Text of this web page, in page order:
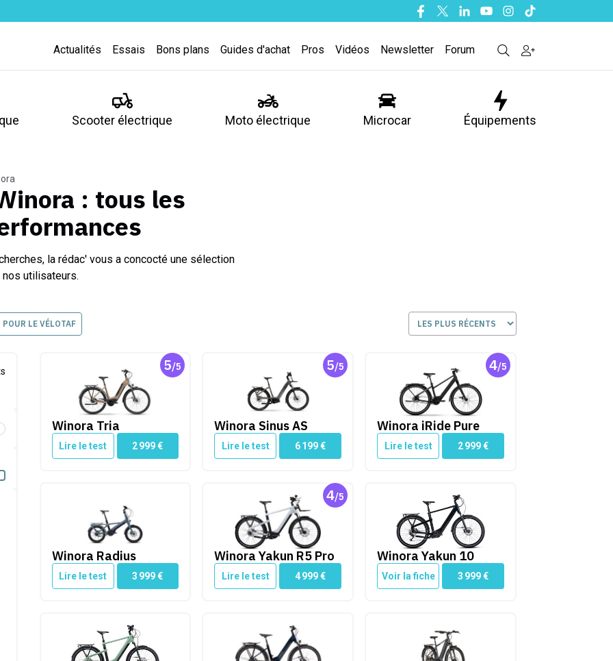
Facebook
TwitterLinkedinYoutubeInstagram
Tiktok
Actualités Essais Bons plans Guides d'achat Pros Vidéos Newsletter Forum
Scooter électrique Moto électrique Microcar Équipements
: tous les
la rédac' vous a concocté une sélection
utilisateurs.
POUR LE VÉLOTAF
par Cleanrider
5/5
Winora Tria
Lire le test 2 999€
Winora Sinus AS 5/5
Winora Sinus AS
Lire le test 6 199€
Winora iRide Pure 4/5
Winora iRide Pure
Lire le test 2 999€
Winora Radius
Lire le test 3 999€
Winora Yakun R5 Pro 4/5
Winora Yakun R5 Pro
Lire le test 4 999€
Winora Yakun 10
Winora Yakun 10
Voir la fiche 3 999€
Winora Yakun 12 Winora Yucatan 8 Winora Yucatan 10